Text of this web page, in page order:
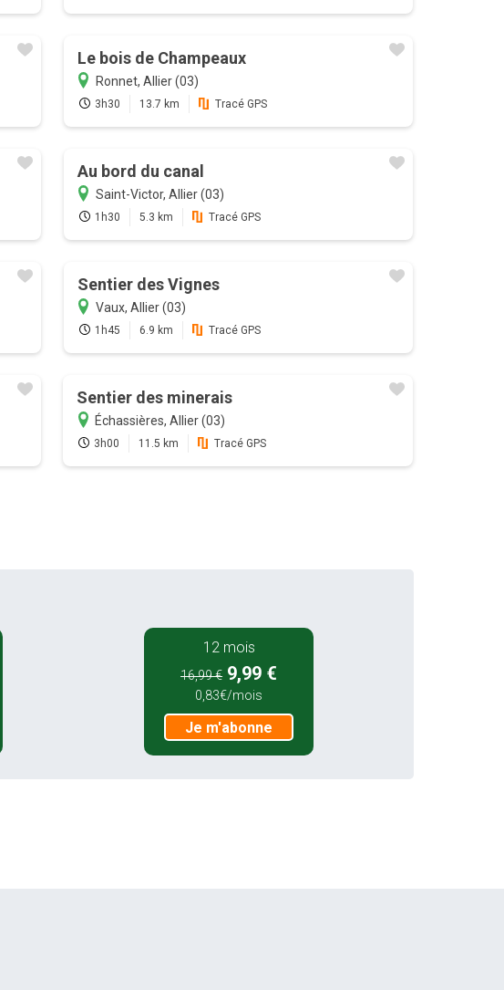
Le bois de Champeaux
Ronnet, Allier (03)
3h30 13.7 km Tracé GPS
Au bord du canal
Saint-Victor, Allier (03)
1h30 5.3 km Tracé GPS
Sentier des Vignes
Vaux, Allier (03)
1h45 6.9 km Tracé GPS
Sentier des minerais
Échassières, Allier (03)
3h00 11.5 km Tracé GPS
12 mois
16,99 € 9,99 €
0,83€/mois
Je m'abonne